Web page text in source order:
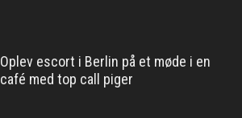
Oplev escort i Berlin på et møde i en
café med top call piger